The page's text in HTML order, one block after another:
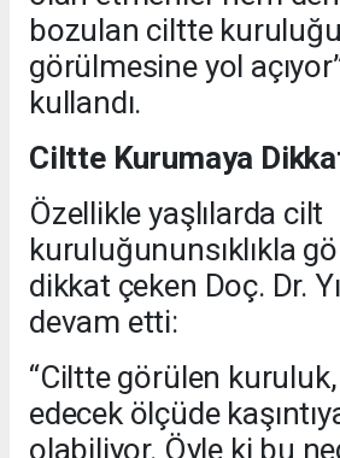
bozulan ciltte
görülmesine yol
kullandı.
Ciltte Kurumaya
Özellikle yaşlılarda cilt
kuruluğununsıklıkla
dikkat çeken Doç. Dr.
devam etti:
“Ciltte görülen
edecek ölçüde
olabiliyor. Öyle ki bu